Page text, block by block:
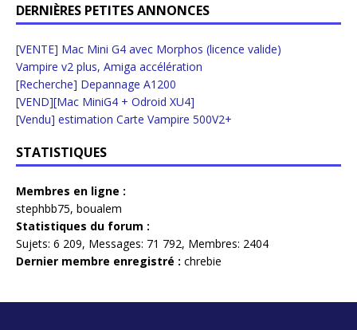
DERNIÈRES PETITES ANNONCES
[VENTE] Mac Mini G4 avec Morphos (licence valide)
Vampire v2 plus, Amiga accélération
[Recherche] Depannage A1200
[VEND][Mac MiniG4 + Odroid XU4]
[Vendu] estimation Carte Vampire 500V2+
STATISTIQUES
Membres en ligne :
stephbb75, boualem
Statistiques du forum :
Sujets: 6 209, Messages: 71 792, Membres: 2404
Dernier membre enregistré : chrebie